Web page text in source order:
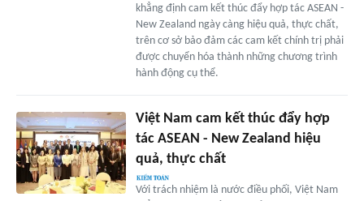
khẳng định cam kết thúc đẩy hợp tác ASEAN -
New Zealand ngày càng hiệu quả, thực chất,
trên cơ sở bảo đảm các cam kết chính trị phải
được chuyển hóa thành những chương trình
hành động cụ thể.
Việt Nam cam kết thúc đẩy hợp
tác ASEAN - New Zealand hiệu
quả, thực chất
Với trách nhiệm là nước điều phối, Việt Nam